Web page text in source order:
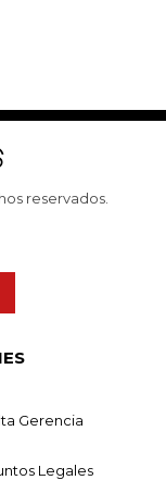
reservados.
Gerencia
Legales